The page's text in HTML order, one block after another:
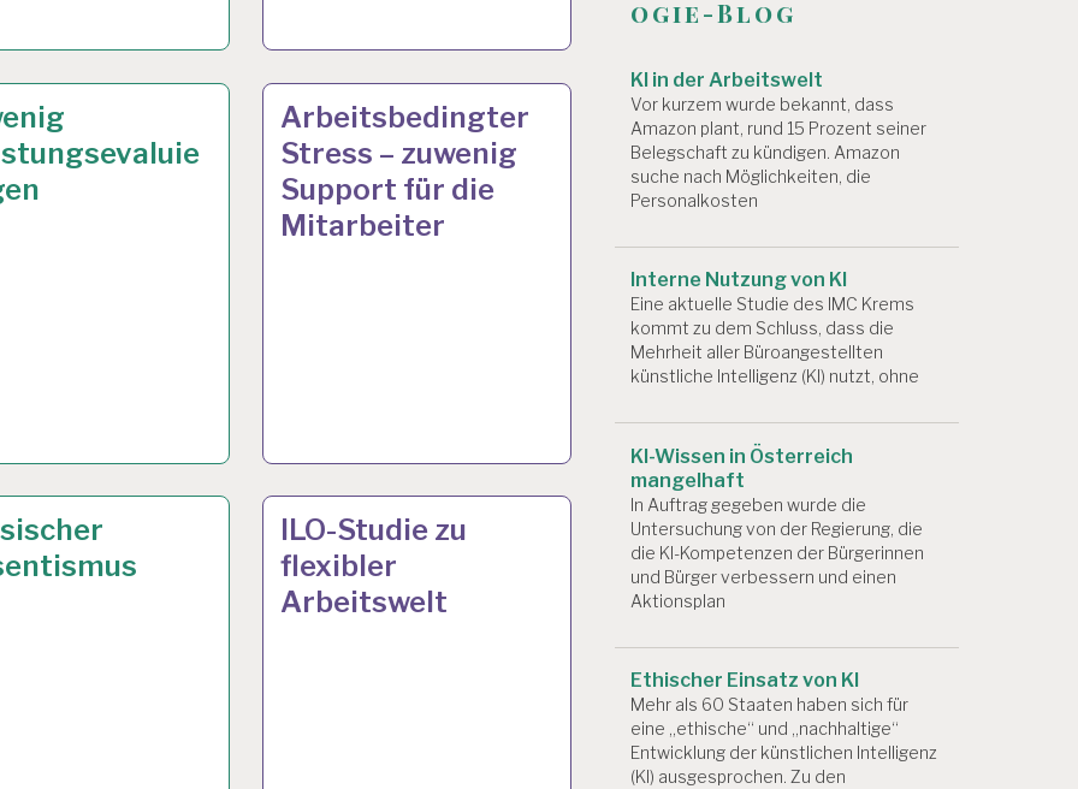
2024
12-
STUNDEN-
ARBEITSTAG…
Arbeitsbedingter
Stress – zuwenig
Support für die
Mitarbeiter
8 JAN. 2024
2023
4-
TAGE-
WOCHE…
ILO-Studie zu
flexibler
Arbeitswelt
9 JAN. 2023
ogie-Blog
KI in der Arbeitswelt
Vor kurzem wurde bekannt, dass
Amazon plant, rund 15 Prozent seiner
Belegschaft zu kündigen. Amazon
suche nach Möglichkeiten, die
Personalkosten
Interne Nutzung von KI
Eine aktuelle Studie des IMC Krems
kommt zu dem Schluss, dass die
Mehrheit aller Büroangestellten
künstliche Intelligenz (KI) nutzt, ohne
KI-Wissen in Österreich
mangelhaft
In Auftrag gegeben wurde die
Untersuchung von der Regierung, die
die KI-Kompetenzen der Bürgerinnen
und Bürger verbessern und einen
Aktionsplan
Ethischer Einsatz von KI
Mehr als 60 Staaten haben sich für
eine „ethische“ und „nachhaltige“
Entwicklung der künstlichen Intelligenz
(KI) ausgesprochen. Zu den